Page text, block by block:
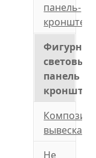
панель-
Фигурные
световые
панель
вывеска
Не